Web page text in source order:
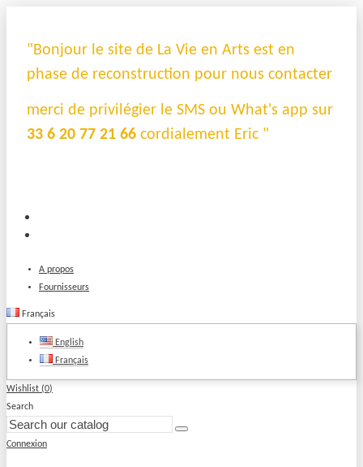
"Bonjour le site de La Vie en Arts est en
phase de reconstruction pour nous contacter
merci de privilégier le SMS ou What's app sur
33 6 20 77 21 66 cordialement Eric "
A propos
Fournisseurs
Français
English
Français
Wishlist (0)
Search
Connexion